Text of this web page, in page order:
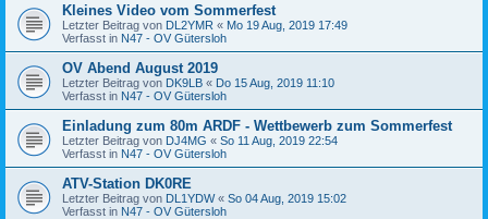
Kleines Video vom Sommerfest
Letzter Beitrag von DL2YMR « Mo 19 Aug, 2019 17:49
Verfasst in N47 - OV Gütersloh
OV Abend August 2019
Letzter Beitrag von DK9LB « Do 15 Aug, 2019 11:10
Verfasst in N47 - OV Gütersloh
Einladung zum 80m ARDF - Wettbewerb zum Sommerfest
Letzter Beitrag von DJ4MG « So 11 Aug, 2019 22:54
Verfasst in N47 - OV Gütersloh
ATV-Station DK0RE
Letzter Beitrag von DL1YDW« So 04 Aug, 2019 15:02
Verfasst in N47 - OV Gütersloh